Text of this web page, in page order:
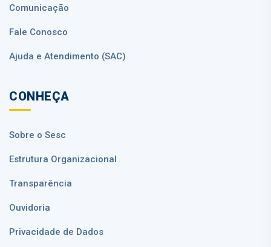
Comunicação
Fale Conosco
Ajuda e Atendimento (SAC)
CONHEÇA
Sobre o Sesc
Estrutura Organizacional
Transparência
Ouvidoria
Privacidade de Dados